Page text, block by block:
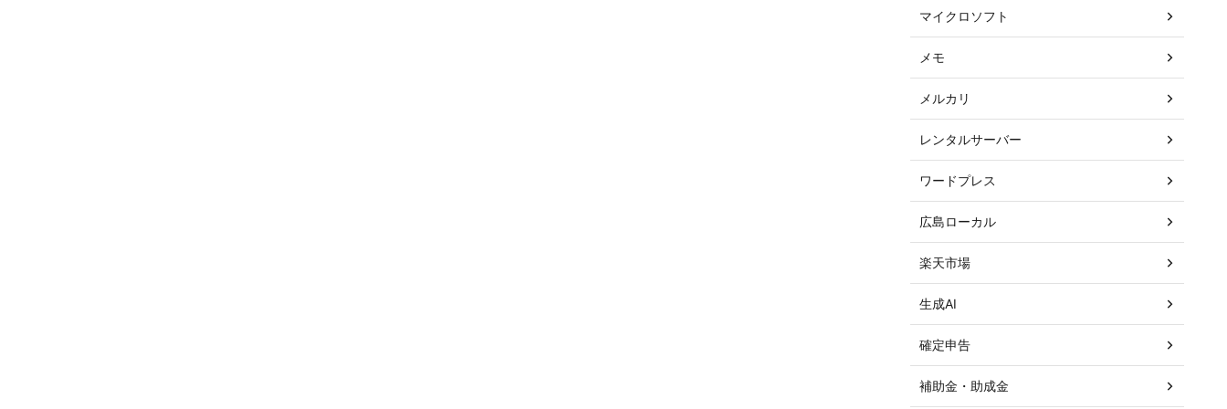
マイクロソフト
メモ
メルカリ
レンタルサーバー
ワードプレス
広島ローカル
楽天市場
生成AI
確定申告
補助金・助成金